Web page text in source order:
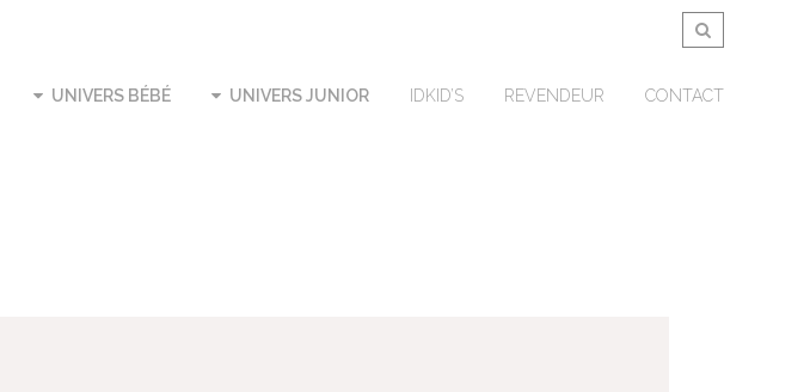
UNIVERS BÉBÉ UNIVERS JUNIOR IDKID’S REVENDEUR CONTACT